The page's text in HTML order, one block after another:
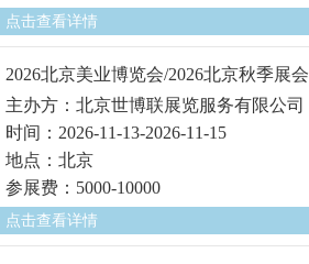
点击查看详情
2026北京美业博览会/2026北京秋季展会
主办方：北京世博联展览服务有限公司
时间：2026-11-13-2026-11-15
地点：北京
参展费：5000-10000
点击查看详情